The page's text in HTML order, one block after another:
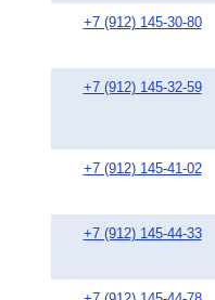
+7 (912) 145-30-80
+7 (912) 145-32-59
+7 (912) 145-41-02
+7 (912) 145-44-33